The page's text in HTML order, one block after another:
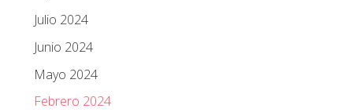
Julio 2024
Junio 2024
Mayo 2024
Febrero 2024